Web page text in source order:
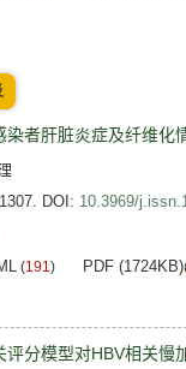
染者肝脏炎症及纤维化
DOI: 10.3969/
(191) PDF (1724KB)
评分模型对HBV相关慢